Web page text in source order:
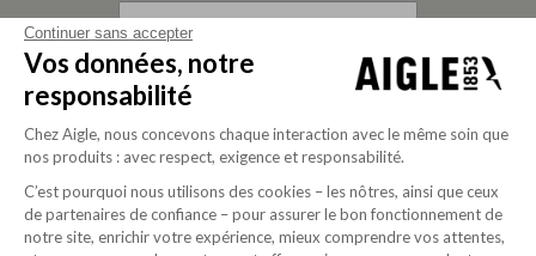
Continuer sans accepter
Vos données, notre
responsabilité
Chez Aigle, nous concevons chaque interaction avec le même soin que
nos produits : avec respect, exigence et responsabilité.
C’est pourquoi nous utilisons des cookies – les nôtres, ainsi que ceux
de partenaires de confiance – pour assurer le bon fonctionnement de
notre site, enrichir votre expérience, mieux comprendre vos attentes,